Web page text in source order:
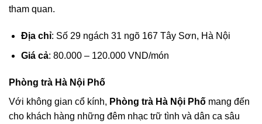
tham quan.
Địa chỉ: Số 29 ngách 31 ngõ 167 Tây Sơn, Hà Nội
Giá cả: 80.000 – 120.000 VND/món
Phòng trà Hà Nội Phố
Với không gian cổ kính, Phòng trà Hà Nội Phố mang đến
cho khách hàng những đêm nhạc trữ tình và dân ca sâu